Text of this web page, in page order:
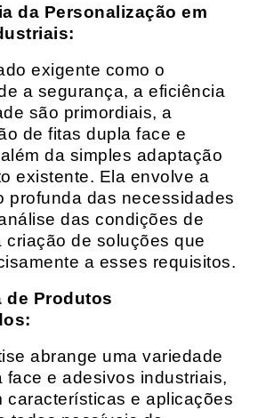
da Personalização em
exigente como o
a segurança, a eficiência
são primordiais, a
de fitas dupla face e
da simples adaptação
existente. Ela envolve a
profunda das necessidades
das condições de
criação de soluções que
a esses requisitos.
de Produtos
abrange uma variedade
face e adesivos industriais,
características e aplicações